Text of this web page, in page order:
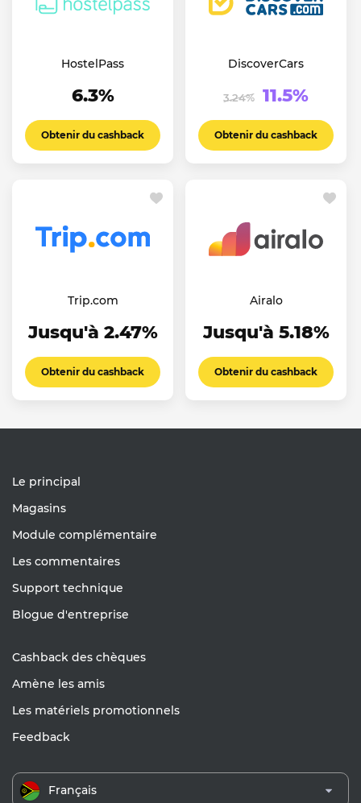
HostelPass
6.3%
Obtenir du cashback
DiscoverCars
3.24% 11.5%
Obtenir du cashback
Trip.com
Jusqu'à 2.47%
Obtenir du cashback
Airalo
Jusqu'à 5.18%
Obtenir du cashback
Le principal
Magasins
Module complémentaire
Les commentaires
Support technique
Blogue d'entreprise
Cashback des chèques
Amène les amis
Les matériels promotionnels
Feedback
Français